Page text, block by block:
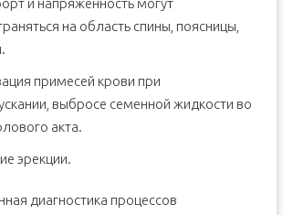
и напряженность могут
на область спины, поясницы,
примесей крови при
выбросе семенной жидкости во
акта.
эрекции.
диагностика процессов